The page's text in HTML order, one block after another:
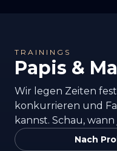
TRAININGS
Papis &
Wir legen Zeiten
konkurrieren und
kannst. Schau,
Nach